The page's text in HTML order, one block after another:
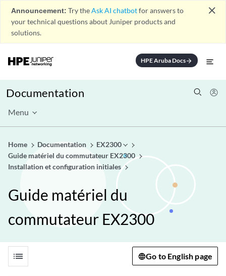
Announcement: Try theAsk AI chatbotfor answers to
your technical questions about Juniper products and
solutions.
close
HPE Aruba Docsarrow_forward
Documentation
Menu
Home Documentation
EX2300
Guide matériel du commutateur EX2300
Installation et configuration initiales
Guide matériel du
commutateur EX2300
list Go to English page